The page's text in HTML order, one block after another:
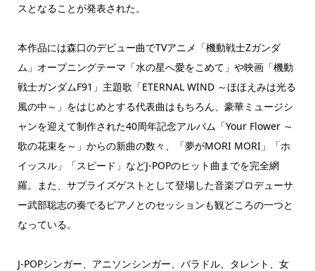
スとなることが発表された。
本作品には森口のデビュー曲でTVアニメ「機動戦士Zガンダ
ム」オープニングテーマ「水の星へ愛をこめて」や映画「機動
戦士ガンダムF91」主題歌「ETERNAL WIND ～ほほえみは光る
風の中～」をはじめとする代表曲はもちろん、豪華ミュージシ
ャンを迎えて制作された40周年記念アルバム「Your Flower ～
歌の花束を～」からの新曲の数々、「夢がMORI MORI」「ホ
イッスル」「スピード」などJ-POPのヒット曲までを完全網
羅。また、サプライズゲストとして登場した音楽プロデューサ
ー武部聡志の奏でるピアノとのセッションも観どころの一つと
なっている。
J-POPシンガー、アニソンシンガー、バラドル、タレント、女